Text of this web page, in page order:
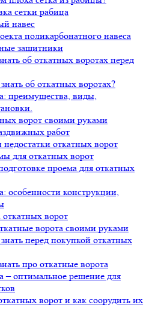
сетки рабица
навес
поликарбонатного навеса
защитники
об откатных воротах перед
об откатных воротах?
преимущества, виды,
ворот своими руками
работ
откатных ворот
для откатных ворот
проема для откатных
особенности конструкции,
ворот
ворота своими руками
перед покупкой откатных
про откатные ворота
– оптимальное решение для
ворот и как соорудить их